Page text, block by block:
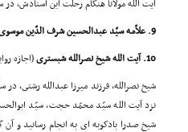
آیت الله مولانا هنگام رحلت این استادش، در سال 1367ش. در تبریز، بر پیکر پاک وى
9. علاّمه سیّد عبدالحسین شرف الدّین موسوى
10. آیت الله شیخ نصرالله شبسترى
(اجازه
نزد آیت الله سیّد محمّد حجت، سیّد